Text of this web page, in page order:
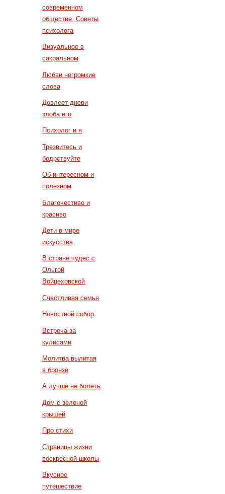
современном
обществе. Советы
психолога
Визуальное в
сакральном
Любви негромкие
слова
Довлеет дневи
злоба его
Психолог и я
Трезвитесь и
бодрствуйте
Об интересном и
полезном
Благочестиво и
красиво
Дети в мире
искусства
В стране чудес с
Ольгой
Войцеховской
Счастливая семья
Новостной собор
Встреча за
кулисами
Молитва вылитая
в бронзе
А лучше не болеть
Дом с зеленой
крышей
Про стихи
Страницы жизни
воскресной школы
Вкусное
путешествие